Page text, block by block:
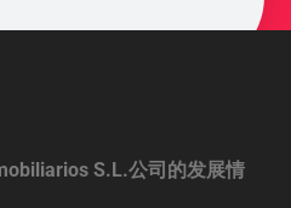
S.L.公司的发展情